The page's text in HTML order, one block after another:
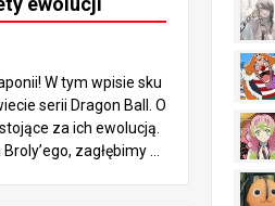
W tym wpisie sku
serii Dragon Ball. O
za ich ewolucją.
zagłębimy si